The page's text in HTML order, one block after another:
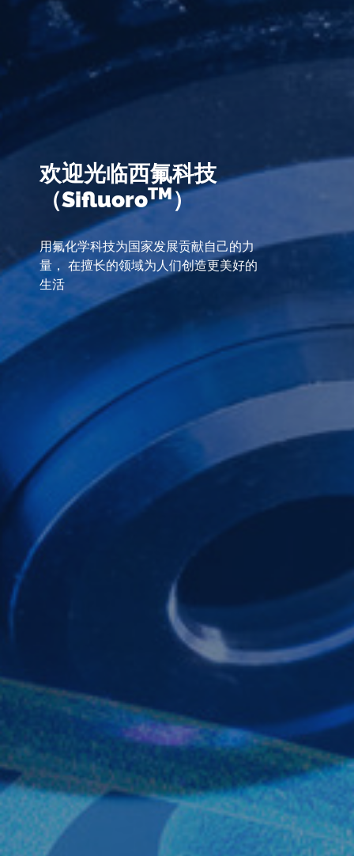
欢迎光临西氟科技
（SifluoroTM）
用氟化学科技为国家发展贡献自己的力
量， 在擅长的领域为人们创造更美好的
生活